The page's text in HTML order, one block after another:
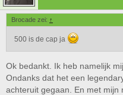
Brocade zei: ↑
500 is de cap ja
Ok bedankt. Ik heb namelijk
Ondanks dat het een
achteruit gegaan. En met mijn